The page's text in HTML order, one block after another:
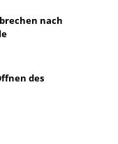
nach
des